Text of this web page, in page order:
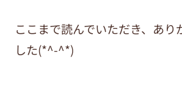
ここまで読んでいただき、あり
した(*^-^*)